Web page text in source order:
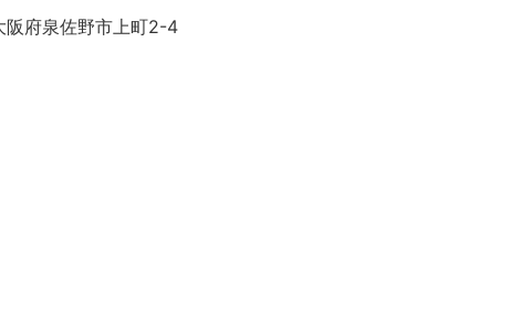
阪府泉佐野市上町2-4